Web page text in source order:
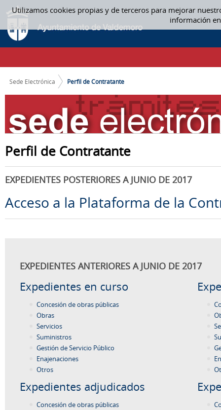
Utilizamos cookies propias y de terceros para mejorar
información
Saltar al contenido
PERFIL DE CONTRATANTE
CAMINO DE MIGAS
Sede Electrónica Perfil de Contratante
Perfil de Contratante
EXPEDIENTES POSTERIORES A JUNIO DE 2017
Acceso a la Plataforma de la
EXPEDIENTES ANTERIORES A JUNIO DE 2017
Expedientes en curso
Concesión de obras públicas
Obras
Servicios
Suministros
Gestión de Servicio Público
Enajenaciones
Otros
Expedientes adjudicados
Concesión de obras públicas